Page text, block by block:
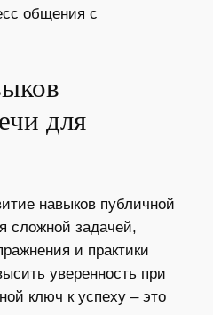
общения с
для
навыков публичной
сложной задачей,
и практики
уверенность при
ключ к успеху – это